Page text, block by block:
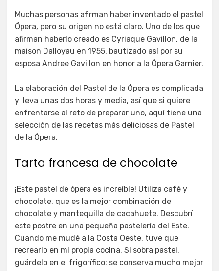
Muchas personas afirman haber inventado el pastel
Ópera, pero su origen no está claro. Uno de los que
afirman haberlo creado es Cyriaque Gavillon, de la
maison Dalloyau en 1955, bautizado así por su
esposa Andree Gavillon en honor a la Ópera Garnier.
La elaboración del Pastel de la Ópera es complicada
y lleva unas dos horas y media, así que si quiere
enfrentarse al reto de preparar uno, aquí tiene una
selección de las recetas más deliciosas de Pastel
de la Ópera.
Tarta francesa de chocolate
¡Este pastel de ópera es increíble! Utiliza café y
chocolate, que es la mejor combinación de
chocolate y mantequilla de cacahuete. Descubrí
este postre en una pequeña pastelería del Este.
Cuando me mudé a la Costa Oeste, tuve que
recrearlo en mi propia cocina. Si sobra pastel,
guárdelo en el frigorífico: se conserva mucho mejor